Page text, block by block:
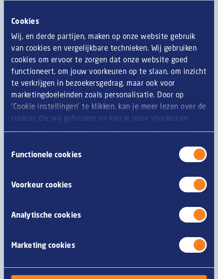
Cookies
Wij, en derde partijen, maken op onze website gebruik
van cookies en vergelijkbare technieken. Wij gebruiken
cookies om ervoor te zorgen dat onze website goed
functioneert, om jouw voorkeuren op te slaan, om inzicht
te verkrijgen in bezoekersgedrag, maar ook voor
marketingdoeleinden zoals personalisatie. Door op
‘Cookie instellingen’ te klikken, kan je meer lezen over de
cookies die wij gebruiken en kan je jouw voorkeuren
opslaan. Door op ‘Alle cookies accepteren en doorgaan’
cookies zoals omschreven in onze
Functionele cookies
Voorkeur cookies
Analytische cookies
Marketing cookies
Chez Van Geloven, nous faisons le maximum pour que
les informations concernant nos produits soient
toujours aussi précises que possible. Toutefois, en
raison du processus continu d'amélioration de nos
produits, des ingrédients, valeurs nutritives et
renseignements relatifs aux allergies ou régimes
changent régulièrement. C'est pourquoi nous vous
recommandons de toujours lire attentivement
l'emballage avant de consommer un produit. En cas de
questions ou de remarques, n'hésitez pas à contacter
Allergène
les céréales contenant du gluten
C